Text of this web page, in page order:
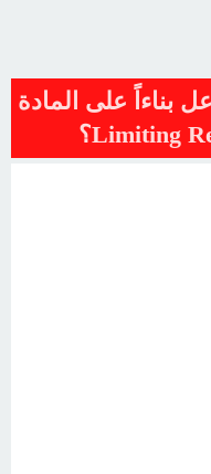
بناءاً على المادة